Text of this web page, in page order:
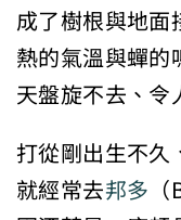
成了樹根與地
熱的氣溫與蟬
天盤旋不去、
打從剛出生不
就經常去邦多